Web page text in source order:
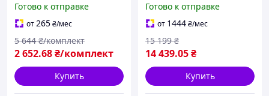
Полировальная машинка
для авто 3500об/мин
Полировальная машина
Готово к отправке
от265₴/мес
2 652.68₴/комплект
5 644 ₴/комплект
Купить
DCG416VSN
Готово к отправке
от 1444₴/мес
14 439.05₴
15 199 ₴
Купить